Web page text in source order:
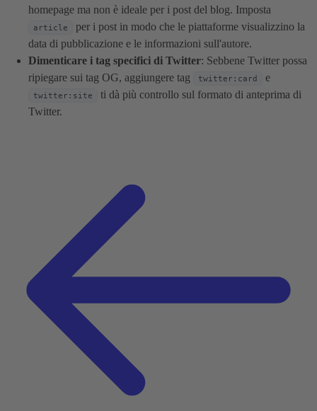
homepage ma non è ideale per i post del blog. Imposta
article
per i post in modo che le piattaforme visualizzino la
data di pubblicazione e le informazioni sull'autore.
Dimenticare i tag specifici di Twitter: Sebbene Twitter possa
ripiegare sui tag OG, aggiungere tag
twitter:card e
twitter:site
ti dà più controllo sul formato di anteprima di
Twitter.